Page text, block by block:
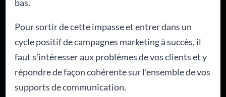
bas.
Pour sortir de cette impasse et entrer dans un
cycle positif de campagnes marketing à succès, il
faut s’intéresser aux problèmes de vos clients et y
répondre de façon cohérente sur l’ensemble de vos
supports de communication.